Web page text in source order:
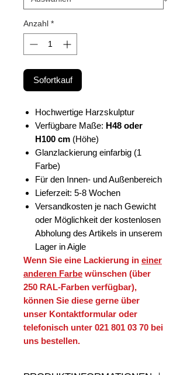
Anzahl *
Sofortkauf
Hochwertige Harzskulptur
Verfügbare Maße: H48 oder
H100 cm (Höhe)
Glanzlackierung einfarbig (1
Farbe)
Für den Innen- und Außenbereich
Lieferzeit: 5-8 Wochen
Versandkosten je nach Gewicht
oder Möglichkeit der kostenlosen
Abholung des Artikels in unserem
Lager in Aigle
Wenn Sie eine Lackierung in einer
anderen Farbe wünschen (über
250 RAL-Farben verfügbar),
können Sie diese gerne über
unser Kontaktformular oder
telefonisch unter 021 801 03 70 bei
uns bestellen.